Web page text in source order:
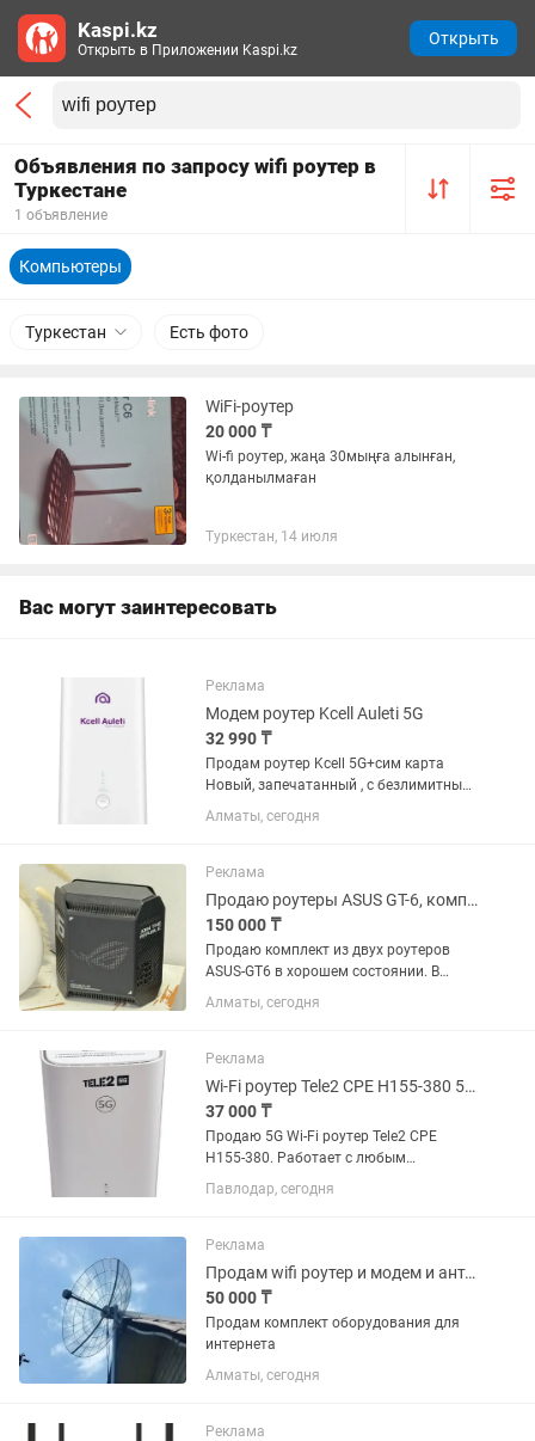
Объявления по запросу wifi роутер в
Туркестане
1 объявление
Компьютеры
Туркестан Есть фото
WiFi-роутер
20 000 ₸
Wi-fi роутер, жаңа 30мыңға алынған,
қолданылмаған
Туркестан, 14 июля
Вас могут заинтересовать
Реклама
Модем роутер Kcell Auleti 5G
32 990 ₸
Продам роутер Kcell 5G+сим карта
Новый, запечатанный , с безлимитным
интернетом без ограничения скорости,
тариф полностью безлимитный на
Huawei H155 WiFi Kcell...
Алматы, сегодня
Реклама
Продаю роутеры ASUS GT-6, комплект 2 шт.
150 000 ₸
Продаю комплект из двух роутеров
ASUS-GT6 в хорошем состоянии. В
пользовании где-то 1.5-2 года. Продаю
в связи с покупкой WiFi 7 роутеров.
Алматы, сегодня
Реклама
Wi-Fi роутер Tele2 CPE H155-380 5G разлочен, работает с любым оператором
37 000 ₸
Продаю 5G Wi-Fi роутер Tele2 CPE
H155-380. Работает с любым
оператором! Роутер использовался
немного, в идеальном состоянии ,
Роутер Оригинальная коробка Блок...
Павлодар, сегодня
Реклама
Продам wifi роутер и модем и антенну keenetic
50 000 ₸
Продам комплект оборудования для
интернета
Алматы, сегодня
Реклама
Kaspi.kz
Открыть в Приложении Kaspi.kz
Открыть